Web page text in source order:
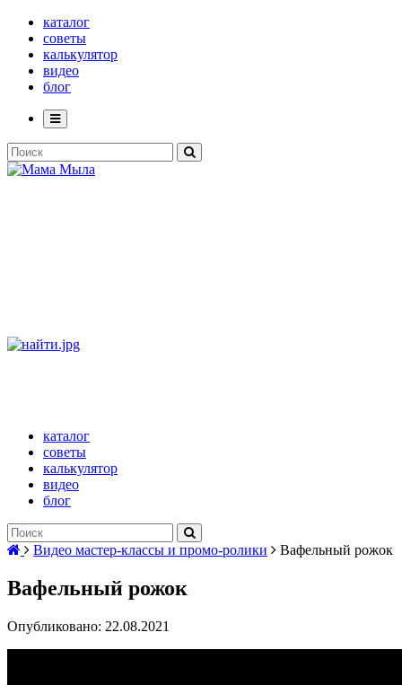
каталог
советы
калькулятор
видео
блог
каталог
советы
калькулятор
видео
блог
Видео мастер-классы и промо-ролики Вафельный рожок
Вафельный рожок
Опубликовано: 22.08.2021